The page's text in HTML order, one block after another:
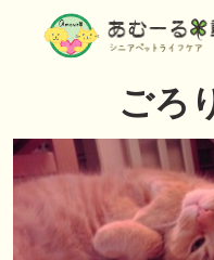
ごろ